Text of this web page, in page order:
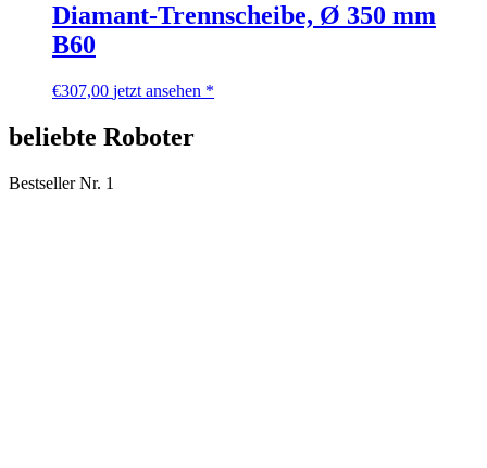
Diamant-Trennscheibe, Ø 350 mm
B60
€307,00 jetzt ansehen *
beliebte Roboter
Bestseller Nr. 1